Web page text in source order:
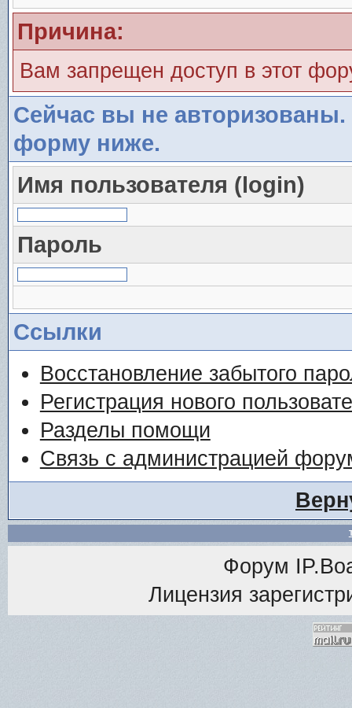
Причина:
Вам запрещен доступ в этот
Сейчас вы не авторизованы.
форму ниже.
Имя пользователя (login)
Пароль
Ссылки
Восстановление забытого
Регистрация нового
Разделы помощи
Связь с администрацией
Форум
Лицензия